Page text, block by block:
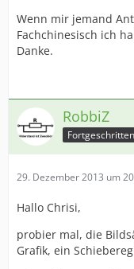
Wenn mir jemand
Fachchinesisch ich
Danke.
RobbiZ
29. Dezember 2013 um
Hallo Chrisi,
probier mal, die
Grafik, ein